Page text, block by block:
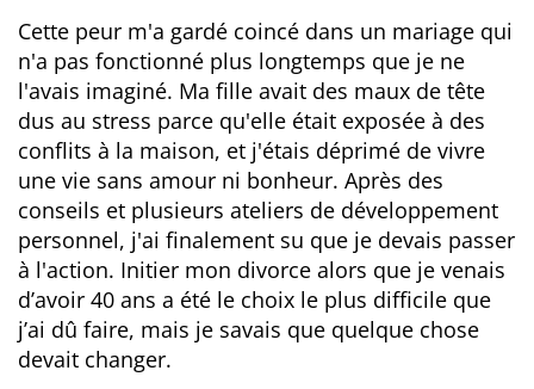
Cette peur m'a gardé coincé dans un mariage qui
n'a pas fonctionné plus longtemps que je ne
l'avais imaginé. Ma fille avait des maux de tête
dus au stress parce qu'elle était exposée à des
conflits à la maison, et j'étais déprimé de vivre
une vie sans amour ni bonheur. Après des
conseils et plusieurs ateliers de développement
personnel, j'ai finalement su que je devais passer
à l'action. Initier mon divorce alors que je venais
d’avoir 40 ans a été le choix le plus difficile que
j’ai dû faire, mais je savais que quelque chose
devait changer.